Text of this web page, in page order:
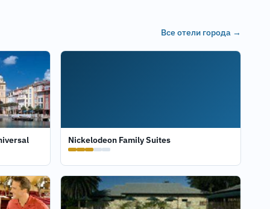
Все отели города →
Nickelodeon Family Suites